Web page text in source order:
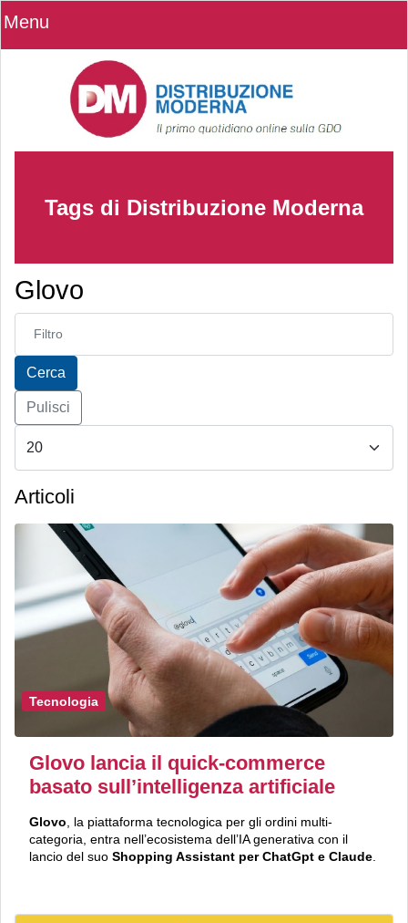
Menu
Tags di Distribuzione Moderna
Glovo
Inserisci parte del titolo
Cerca
Pulisci
Articoli
Tecnologia
Glovo lancia il quick-commerce
basato sull’intelligenza artificiale
Glovo , la piattaforma tecnologica per gli ordini multi-
categoria, entra nell’ecosistema dell’IA generativa con il
lancio del suo Shopping Assistant per ChatGpt e Claude